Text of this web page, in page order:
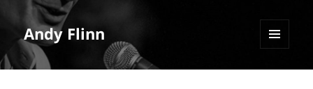
Andy Flinn